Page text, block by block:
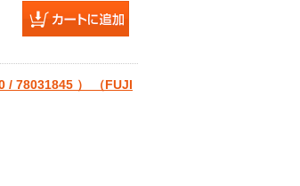
/ 78031845 ） （FUJI